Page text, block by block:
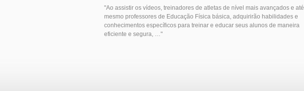
"Ao assistir os vídeos, treinadores de atletas de nível mais avançados e até
mesmo professores de Educação Física básica, adquirirão habilidades e
conhecimentos específicos para treinar e educar seus alunos de maneira
eficiente e segura, …"